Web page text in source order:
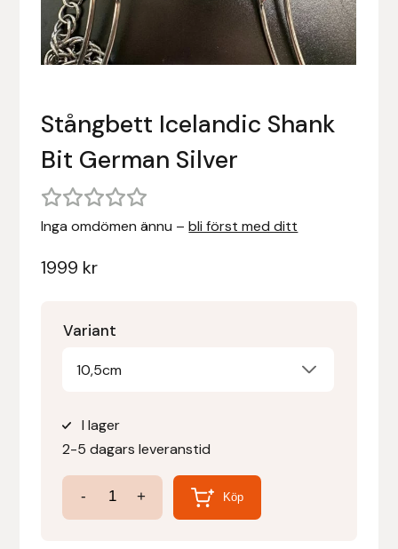
Stångbett Icelandic Shank
Bit German Silver
Inga omdömen ännu –bli först med ditt
1999 kr
Variant
10,5cm
I lager
2-5 dagars leveranstid
-
Stångbett
Icelandic
+ Köp
Stigläder
Träning och longering
Ridbyxor, kjolar, overaller mm
Ridskor och ridstövlar
Tävlingskavajer och blusar
Beris Bits
Boett
Bomber Bits
Bucas
Denni Design / Bomber Bits